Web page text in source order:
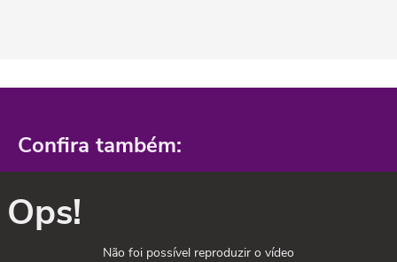
Confira também:
Ops!
Não foi possível reproduzir o vídeo